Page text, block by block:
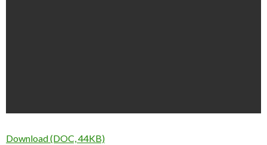
Download (DOC, 44KB)